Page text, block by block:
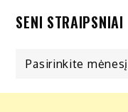
SENI STRAIPSNIAI